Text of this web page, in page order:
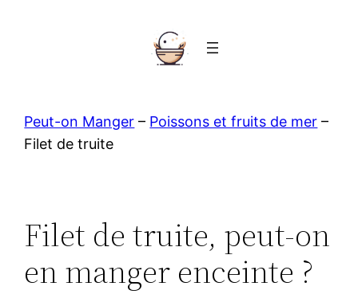
Peut-on Manger – Poissons et fruits de mer –
Filet de truite
Filet de truite, peut-on
en manger enceinte ?